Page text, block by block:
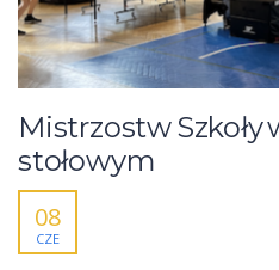
Mistrzostw Szkoły
stołowym
08
CZE